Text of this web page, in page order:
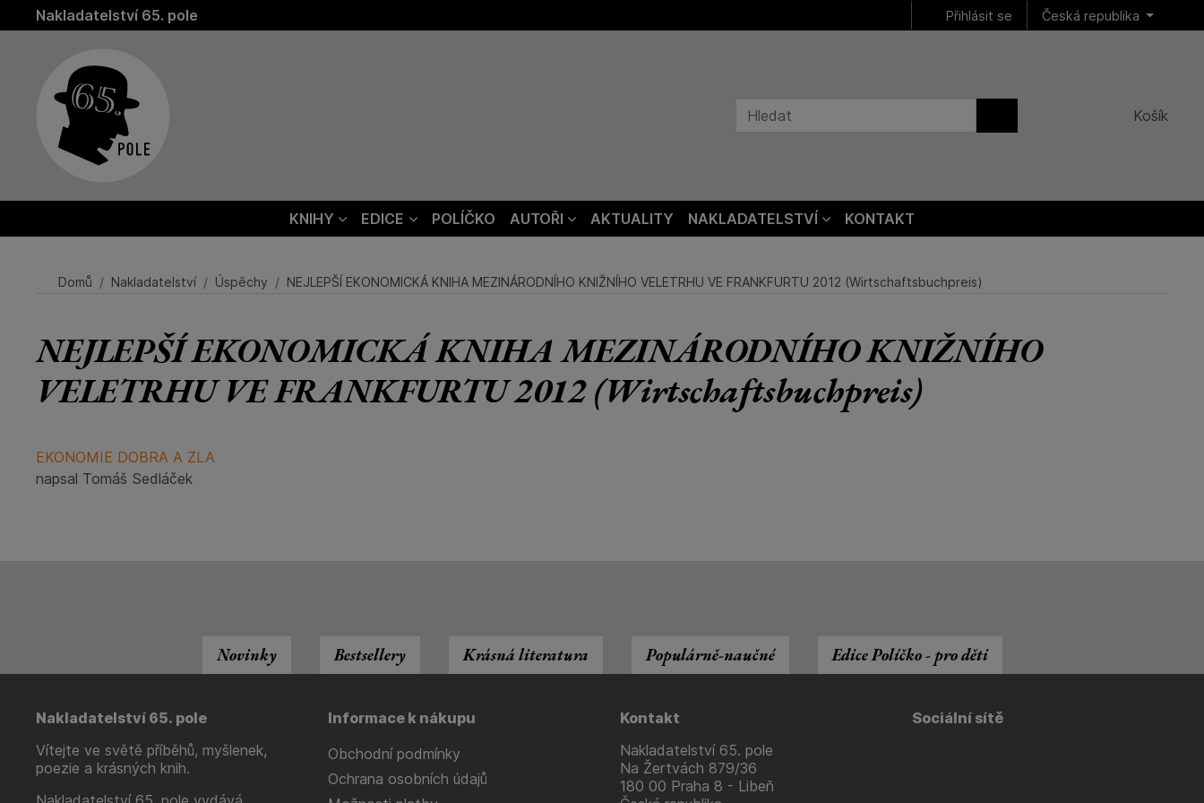
Nakladatelství 65. pole Přihlásit se Česká republika
Košík
KNIHY EDICE POLÍČKO AUTOŘI AKTUALITY NAKLADATELSTVÍ KONTAKT
Domů Nakladatelství Úspěchy NEJLEPŠÍ EKONOMICKÁ KNIHA MEZINÁRODNÍHO KNIŽNÍHO VELETRHU VE FRANKFURTU 2012 (Wirtschaftsbuchpreis)
NEJLEPŠÍ EKONOMICKÁ KNIHA MEZINÁRODNÍHO KNIŽNÍHO
VELETRHU VE FRANKFURTU 2012 (Wirtschaftsbuchpreis)
EKONOMIE DOBRA A ZLA
napsal Tomáš Sedláček
Novinky Bestsellery Krásná literatura Populárně-naučné Edice Políčko - pro děti
Nakladatelství 65. pole
Vítejte ve světě příběhů, myšlenek,
poezie a krásných knih.
Informace k nákupu
Obchodní podmínky
Ochrana osobních údajů
Kontakt
Nakladatelství 65. pole
Na Žertvách 879/36
180 00 Praha 8 - Libeň
Sociální sítě